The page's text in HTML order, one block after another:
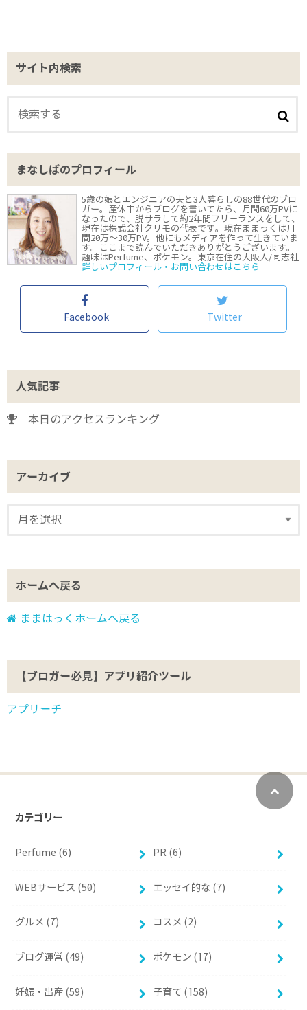
サイト内検索
まなしばのプロフィール
5歳の娘とエンジニアの夫と3人暮らしの88世代のブロ
ガー。産休中からブログを書いてたら、月間60万PVに
なったので、脱サラして約2年間フリーランスをして、
現在は株式会社クリモの代表です。現在ままっくは月
間20万〜30万PV。他にもメディアを作って生きていま
す。ここまで読んでいただきありがとうございます。
趣味はPerfume、ポケモン。東京在住の大阪人/同志社
詳しいプロフィール・お問い合わせはこちら
Facebook Twitter
人気記事
本日のアクセスランキング
アーカイブ
ホームへ戻る
ままはっくホームへ戻る
【ブロガー必見】アプリ紹介ツール
アプリーチ
カテゴリー
Perfume (6) PR (6)
WEBサービス (50) エッセイ的な (7)
グルメ (7) コスメ (2)
ブログ運営 (49) ポケモン (17)
妊娠・出産 (59) 子育て (158)